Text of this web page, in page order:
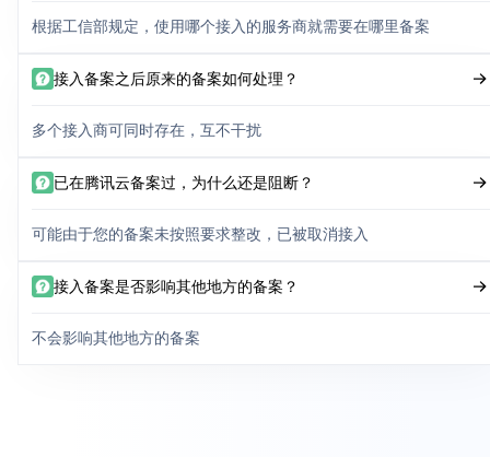
根据工信部规定，使用哪个接入的服务商就需要在哪里备案
接入备案之后原来的备案如何处理？
多个接入商可同时存在，互不干扰
已在腾讯云备案过，为什么还是阻断？
可能由于您的备案未按照要求整改，已被取消接入
接入备案是否影响其他地方的备案？
不会影响其他地方的备案